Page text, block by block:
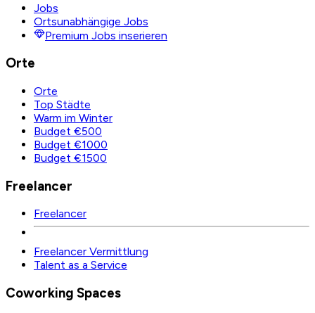
Jobs
Ortsunabhängige Jobs
Premium Jobs inserieren
Orte
Orte
Top Städte
Warm im Winter
Budget €500
Budget €1000
Budget €1500
Freelancer
Freelancer
Freelancer Vermittlung
Talent as a Service
Coworking Spaces